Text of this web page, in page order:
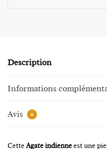
Description
Informations
Avis 0
Cette Agate indienneest une